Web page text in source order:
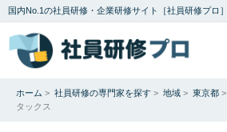
国内No.1の社員研修・企業研修サイト［社員研修プロ］
ホーム > 社員研修の専門家を探す > 地域 > 東京都 >
タックス